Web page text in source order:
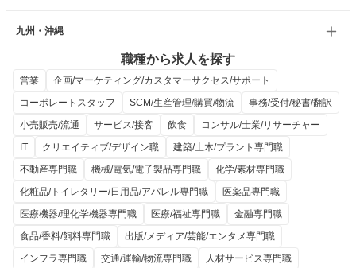
九州・沖縄
職種から求人を探す
営業
企画/マーケティング/カスタマーサクセス/サポート
コーポレートスタッフ
SCM/生産管理/購買/物流
事務/受付/秘書/翻訳
小売販売/流通
サービス/接客 飲食
コンサル/士業/リサーチャー
IT
クリエイティブ/デザイン職
建築/土木/プラント専門職
不動産専門職
機械/電気/電子製品専門職
化学/素材専門職
化粧品/トイレタリー/日用品/アパレル専門職
医薬品専門職
医療機器/理化学機器専門職
医療/福祉専門職
金融専門職
食品/香料/飼料専門職
出版/メディア/芸能/エンタメ専門職
インフラ専門職
交通/運輸/物流専門職
人材サービス専門職